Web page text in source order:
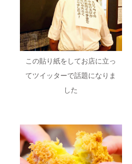
この貼り紙をしてお店に立っ
てツイッターで話題になりま
した